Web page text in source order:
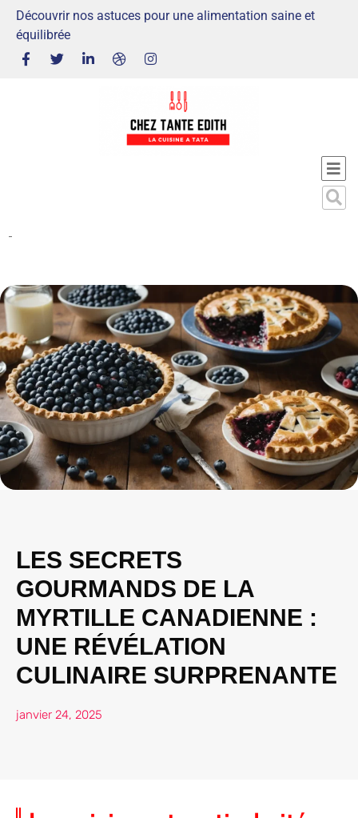
Découvrir nos astuces pour une alimentation saine et
équilibrée
-
LES SECRETS
GOURMANDS DE LA
MYRTILLE CANADIENNE :
UNE RÉVÉLATION
CULINAIRE SURPRENANTE
janvier 24, 2025